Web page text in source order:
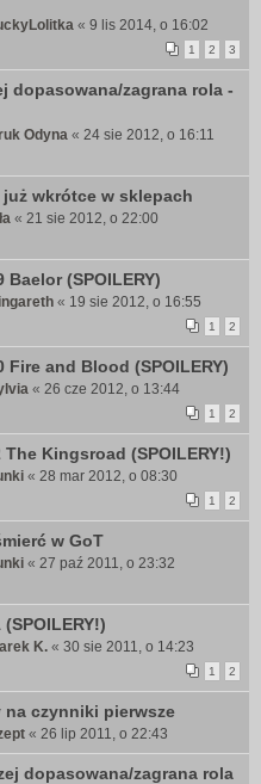
« 9 lis 2014, o 16:02
1 2 3
dopasowana/zagrana rola -
Odyna « 24 sie 2012, o 16:11
wkrótce w sklepach
« 21 sie 2012, o 22:00
Baelor (SPOILERY)
« 19 sie 2012, o 16:55
1 2
Fire and Blood (SPOILERY)
« 26 cze 2012, o 13:44
1 2
Kingsroad (SPOILERY!)
« 28 mar 2012, o 08:30
1 2
w GoT
« 27 paź 2011, o 23:32
K. « 30 sie 2011, o 14:23
1 2
na czynniki pierwsze
« 26 lip 2011, o 22:43
dopasowana/zagrana rola